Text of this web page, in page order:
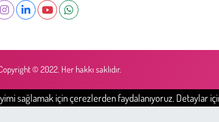
© 2022. Her hakkı saklıdır.
sağlamak için çerezlerden faydalanıyoruz. Detaylar